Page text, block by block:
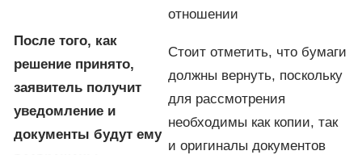
отношении
После того, как
решение принято,
заявитель получит
уведомление и
документы будут ему
Стоит отметить, что бумаги
должны вернуть, поскольку
для рассмотрения
необходимы как копии, так
и оригиналы документов